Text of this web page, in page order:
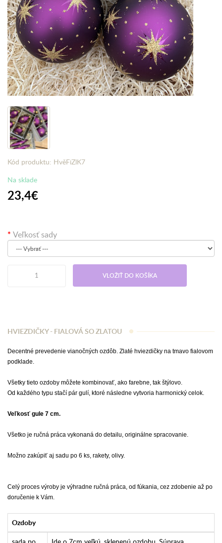
Kód produktu: HvěFiZlK7
Na sklade
23,4€
Veľkosť sady
VLOŽIŤ DO KOŠÍKA
HVIEZDIČKY - FIALOVÁ SO ZLATOU
Decentné prevedenie vianočných ozdôb. Zlaté hviezdičky na tmavo fialovom
podklade.
Všetky tieto ozdoby môžete kombinovať, ako farebne, tak štýlovo.
Od každého typu stačí pár gulí, ktoré následne vytvoria harmonický celok.
Veľkosť gule 7 cm.
Všetko je ručná práca vykonaná do detailu, originálne spracovanie.
Možno zakúpiť aj sadu po 6 ks, rakety, olivy.
Celý proces výroby je výhradne ručná práca, od fúkania, cez zdobenie až po
doručenie k Vám.
Ozdoby